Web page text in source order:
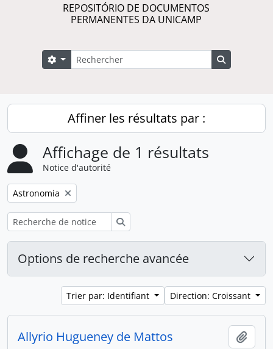
REPOSITÓRIO DE DOCUMENTOS
PERMANENTES DA UNICAMP
Rechercher
Search options
Affiner les résultats par :
Affichage de 1 résultats
Notice d'autorité
Remove filter:
Astronomia
Options de recherche avancée
Trier par: Identifiant Direction: Croissant
Allyrio Hugueney de Mattos